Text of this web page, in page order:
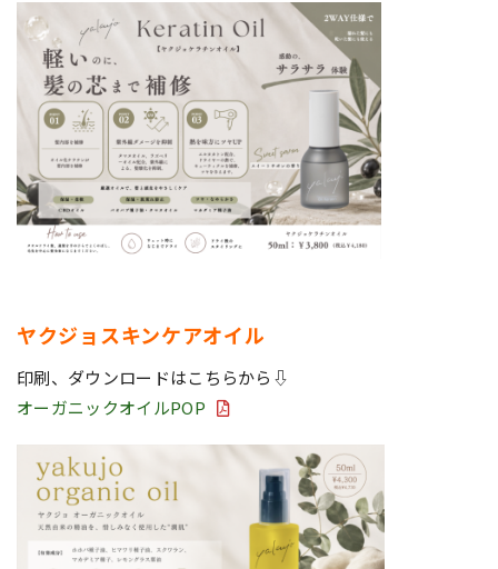
ヤクジョスキンケアオイル
印刷、ダウンロードはこちらから⇩
オーガニックオイルPOP